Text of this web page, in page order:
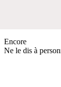
Encore
Ne le dis à